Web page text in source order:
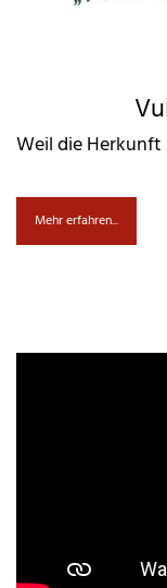
Weil die
Mehr erfahren...